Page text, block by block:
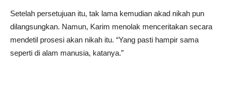
Setelah persetujuan itu, tak lama kemudian akad nikah pun
dilangsungkan. Namun, Karim menolak menceritakan secara
mendetil prosesi akan nikah itu. “Yang pasti hampir sama
seperti di alam manusia, katanya.”